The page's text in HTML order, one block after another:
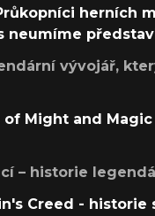
herních
neumíme
vývojář,
of Might and
– historie
Creed - historie